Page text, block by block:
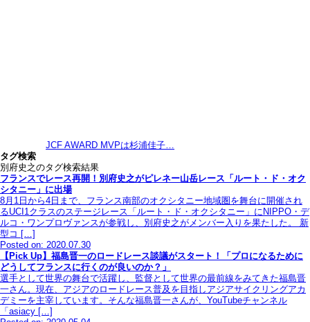
JCF AWARD MVPは杉浦佳子…
タグ検索
別府史之のタグ検索結果
フランスでレース再開！別府史之がピレネー山岳レース「ルート・ド・オク
シタニー」に出場
8月1日から4日まで、フランス南部のオクシタニー地域圏を舞台に開催され
るUCI1クラスのステージレース「ルート・ド・オクシタニー」にNIPPO・デ
ルコ・ワンプロヴァンスが参戦し、別府史之がメンバー入りを果たした。 新
型コ […]
Posted on: 2020.07.30
【Pick Up】福島晋一のロードレース談議がスタート！「プロになるために
どうしてフランスに行くのが良いのか？」
選手として世界の舞台で活躍し、監督として世界の最前線をみてきた福島晋
一さん。現在、アジアのロードレース普及を目指しアジアサイクリングアカ
デミーを主宰しています。そんな福島晋一さんが、YouTubeチャンネル
「asiacy […]